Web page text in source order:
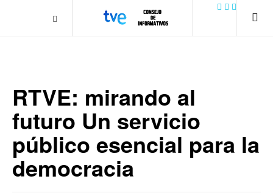
url('../../images/contact.png') 0 0 no-repeat; color: #eaeaea; padding:
RTVE: mirando al
futuro Un servicio
público esencial para la
democracia